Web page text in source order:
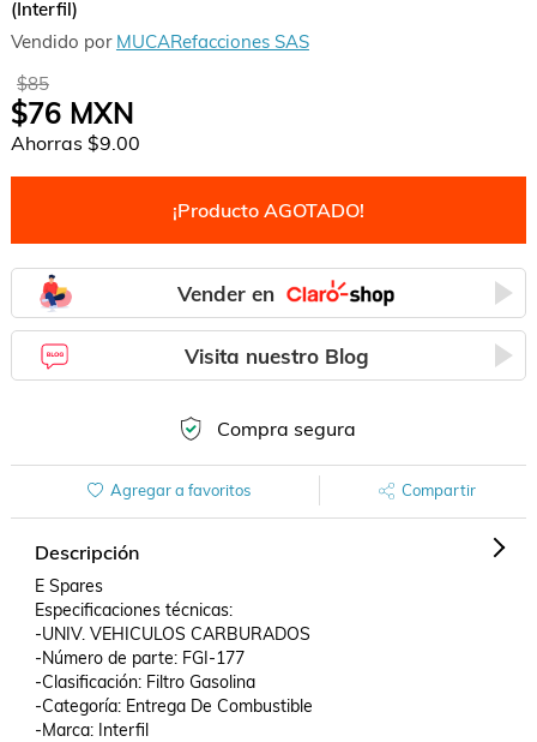
(Interfil)
Vendido por MUCARefacciones SAS
$85
$76MXN
Ahorras $9.00
¡Producto AGOTADO!
Vender en
Visita nuestro Blog
Compra segura
Agregar a favoritos Compartir
Descripción
E Spares
Especificaciones técnicas:
-UNIV. VEHICULOS CARBURADOS
-Número de parte: FGI-177
-Clasificación: Filtro Gasolina
-Categoría: Entrega De Combustible
-Marca: Interfil